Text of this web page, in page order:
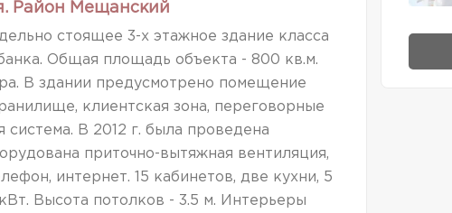
Район Мещанский
стоящее 3-х этажное здание класса
Общая площадь объекта - 800 кв.м.
В здании предусмотрено помещение
клиентская зона, переговорные
система. В 2012 г. была проведена
приточно-вытяжная вентиляция,
интернет. 15 кабинетов, две кухни, 5
Высота потолков - 3.5 м. Интерьеры